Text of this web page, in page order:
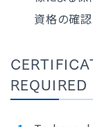
資格の確認
REQUIRED